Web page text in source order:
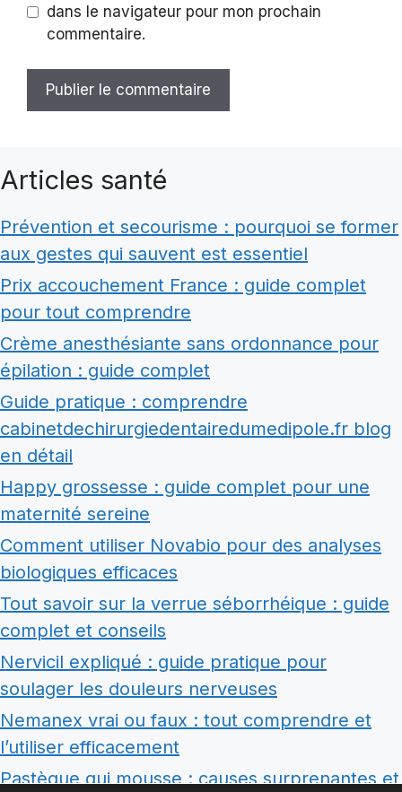
dans le navigateur pour mon prochain
commentaire.
Articles santé
Prévention et secourisme : pourquoi se former
aux gestes qui sauvent est essentiel
Prix accouchement France : guide complet
pour tout comprendre
Crème anesthésiante sans ordonnance pour
épilation : guide complet
Guide pratique : comprendre
cabinetdechirurgiedentairedumedipole.fr blog
en détail
Happy grossesse : guide complet pour une
maternité sereine
Comment utiliser Novabio pour des analyses
biologiques efficaces
Tout savoir sur la verrue séborrhéique : guide
complet et conseils
Nervicil expliqué : guide pratique pour
soulager les douleurs nerveuses
Nemanex vrai ou faux : tout comprendre et
l’utiliser efficacement
Pastèque qui mousse : causes surprenantes et